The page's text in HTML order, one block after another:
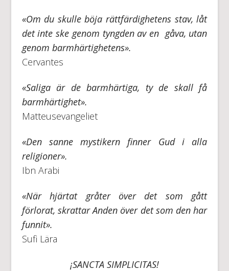
«Om du skulle böja rättfärdighetens stav, låt
det inte ske genom tyngden av en gåva, utan
genom barmhärtighetens».
Cervantes
«Saliga är de barmhärtiga, ty de skall få
barmhärtighet».
Matteusevangeliet
«Den sanne mystikern finner Gud i alla
religioner».
Ibn Arabi
«När hjärtat gråter över det som gått
förlorat, skrattar Anden över det som den har
funnit».
Sufi Lära
¡SANCTA SIMPLICITAS!